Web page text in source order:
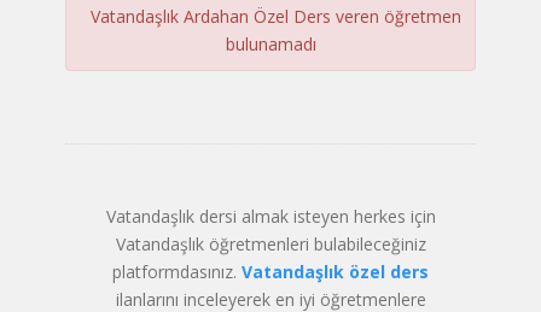
Vatandaşlık Ardahan Özel Ders veren öğretmen
bulunamadı
Vatandaşlık dersi almak isteyen herkes için
Vatandaşlık öğretmenleri bulabileceğiniz
platformdasınız. Vatandaşlık özel ders
ilanlarını inceleyerek en iyi öğretmenlere